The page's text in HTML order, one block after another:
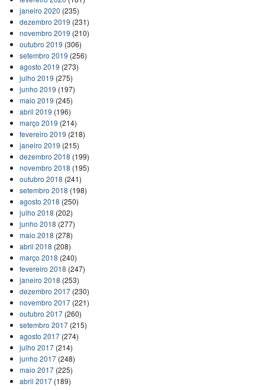
janeiro 2020 (235)
dezembro 2019 (231)
novembro 2019 (210)
outubro 2019 (306)
setembro 2019 (256)
agosto 2019 (273)
julho 2019 (275)
junho 2019 (197)
maio 2019 (245)
abril 2019 (196)
março 2019 (214)
fevereiro 2019 (218)
janeiro 2019 (215)
dezembro 2018 (199)
novembro 2018 (195)
outubro 2018 (241)
setembro 2018 (198)
agosto 2018 (250)
julho 2018 (202)
junho 2018 (277)
maio 2018 (278)
abril 2018 (208)
março 2018 (240)
fevereiro 2018 (247)
janeiro 2018 (253)
dezembro 2017(230)
novembro 2017(221)
outubro 2017(260)
setembro 2017(215)
agosto 2017(274)
julho 2017(214)
junho 2017(248)
maio 2017(225)
abril 2017(189)